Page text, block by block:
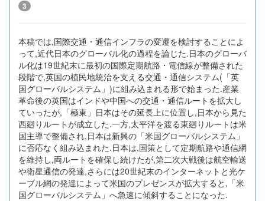
3
本稿では,国際交通・通信インフラの変遷を検討することによ
って,近代日本のグローバル化の過程を論じた.日本のグローバ
ル化は19世紀末に最初の国際定期航路・電信線が整備された
段階で,英国の植民地統治を支える交通・通信システム(「英
国グローバルシステム」)に組み込まれる形で始まった.産業
革命後の英国はインドや中国への交通・通信ルートを拡大し
ていったが,「極東」日本はその延長上に位置し,日本から見た
西廻りルートが成立した.一方,太平洋を渡る東廻りルートは米
国主導で整備され,日本は新興の「米国グローバルシステム」
に否応なく組み込まれた.日本は,国策として定期航路や通信網
を維持し,両ルートを確保し続けたが,第二次大戦後は航空輸送
や衛星通信の発達,さらには20世紀末のインターネットと光ケ
ーブル網の発達によって米国のプレゼンスが拡大すると,「米
国グローバルシステム」へ急速に傾斜することになった.